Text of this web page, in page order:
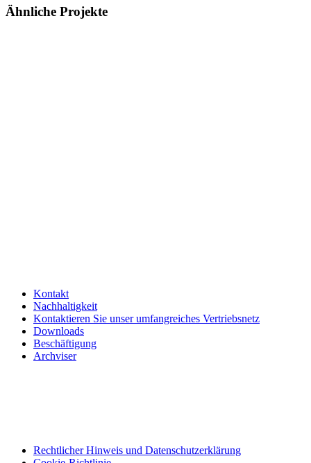
Ähnliche Projekte
Kontakt
Nachhaltigkeit
Kontaktieren Sie unser umfangreiches Vertriebsnetz
Downloads
Beschäftigung
Archviser
Rechtlicher Hinweis und Datenschutzerklärung